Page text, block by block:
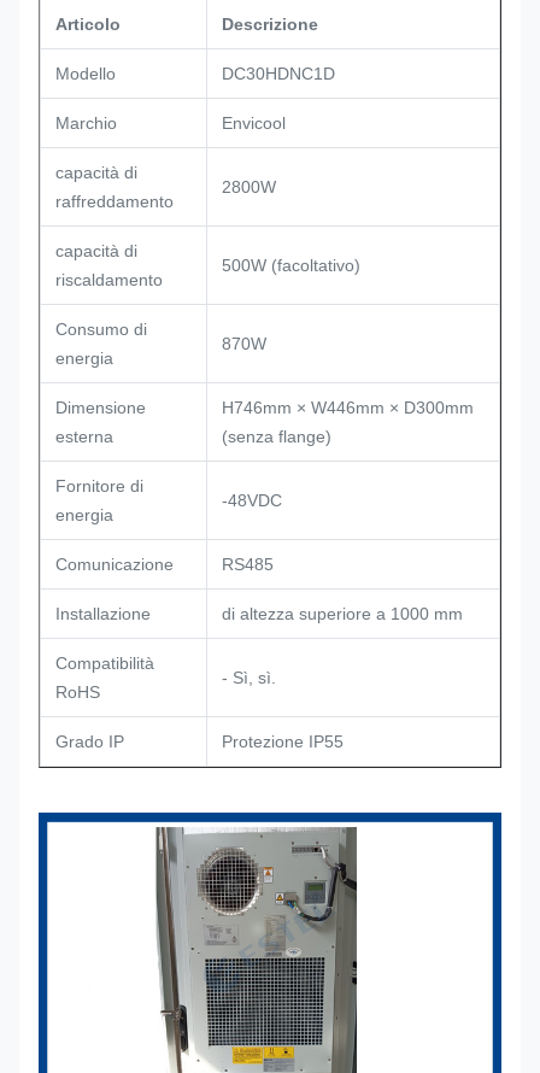
Articolo Descrizione
Modello DC30HDNC1D
Marchio Envicool
capacità di
raffreddamento
2800W
capacità di
riscaldamento
500W (facoltativo)
Consumo di
energia
870W
Dimensione
esterna
H746mm × W446mm × D300mm
(senza flange)
Fornitore di
energia
-48VDC
Comunicazione RS485
Installazione di altezza superiore a 1000 mm
Compatibilità
RoHS
- Sì, sì.
Grado IP Protezione IP55